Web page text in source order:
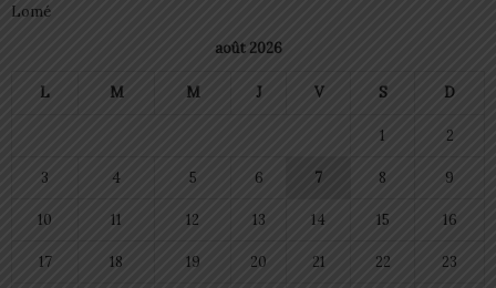
Lomé
août 2026
L M M J V S D
1 2
3 4 5 6 7 8 9
10 11 12 13 14 15 16
17 18 19 20 21 22 23